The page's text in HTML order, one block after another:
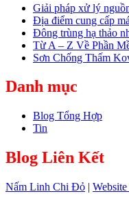
Giải pháp xử lý
Địa điểm cung cấp
Đông trùng hạ thảo
Từ A – Z Về Phần
Sơn Chống Thấm
Danh mục
Blog Tổng Hợp
Tin
Blog Liên Kết
Nấm Linh Chi Đỏ |